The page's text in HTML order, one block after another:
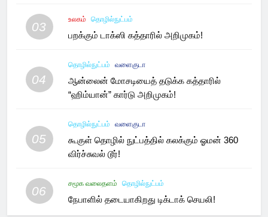
03
உலகம் தொழில்நுட்பம்
பறக்கும் டாக்ஸி கத்தாரில் அறிமுகம்!
04
தொழில்நுட்பம் வளைகுடா
ஆன்லைன் மோசடியைத் தடுக்க கத்தாரில்
“ஹிம்யான்” கார்டு அறிமுகம்!
05
தொழில்நுட்பம் வளைகுடா
கூகுள் தொழில் நுட்பத்தில் கலக்கும் ஓமன் 360
விர்ச்சுவல் டூர்!
06
சமூக வலைதளம் தொழில்நுட்பம்
நேபாளில் தடையாகிறது டிக்டாக் செயலி!